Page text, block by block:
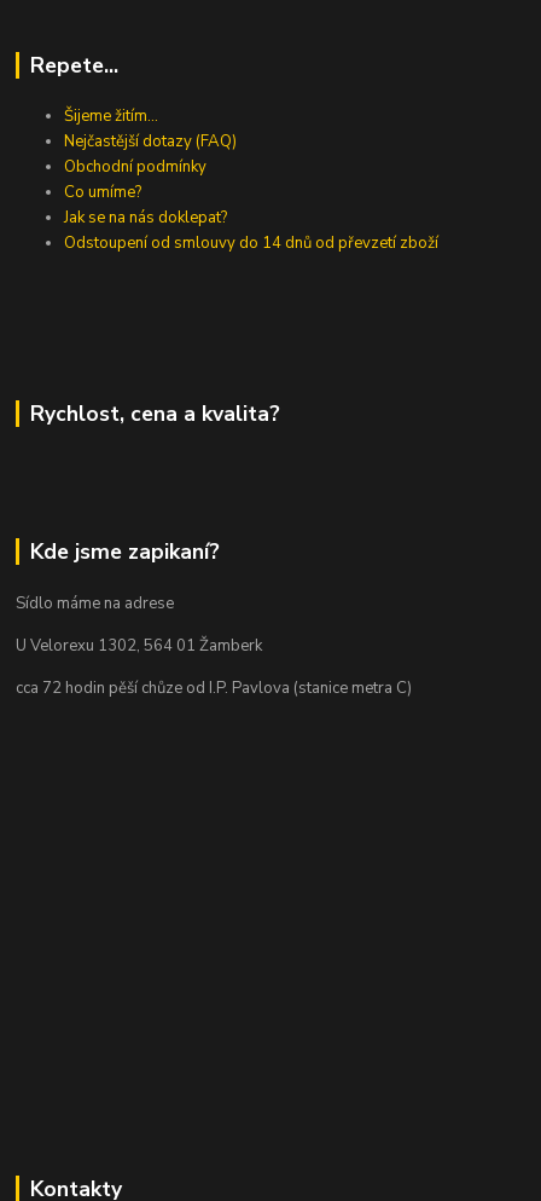
Repete...
Šijeme žitím...
Nejčastější dotazy (FAQ)
Obchodní podmínky
Co umíme?
Jak se na nás doklepat?
Odstoupení od smlouvy do 14 dnů od převzetí zboží
Rychlost, cena a kvalita?
Kde jsme zapikaní?
Sídlo máme na adrese
U Velorexu 1302, 564 01 Žamberk
cca 72 hodin pěší chůze od I.P. Pavlova (stanice metra C)
Kontakty